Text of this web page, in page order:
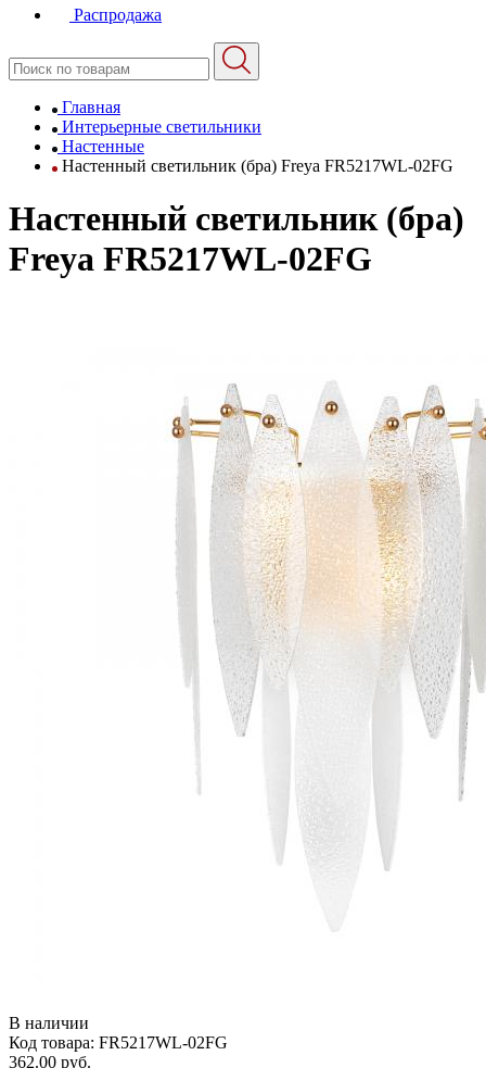
Распродажа
Главная
Интерьерные светильники
Настенные
Настенный светильник (бра) Freya FR5217WL-02FG
Настенный светильник (бра)
Freya FR5217WL-02FG
В наличии
Код товара: FR5217WL-02FG
362.00 руб.